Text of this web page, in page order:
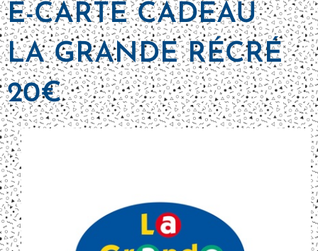
E-CARTE CADEAU
LA GRANDE RÉCRÉ
20€